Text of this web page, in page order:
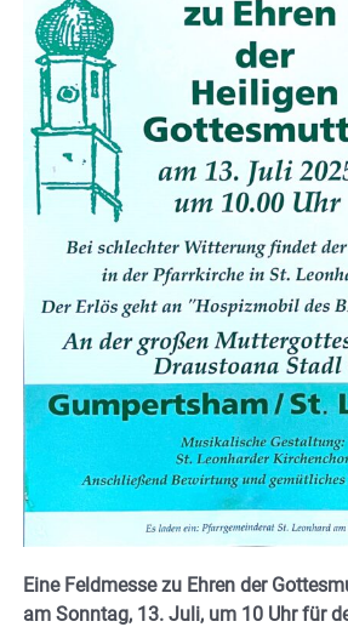
Eine Feldmesse zu Ehren der
am Sonntag, 13. Juli, um 10 Uhr für